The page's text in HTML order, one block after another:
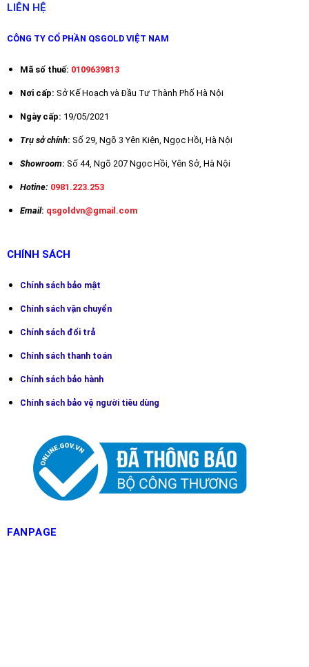
LIÊN HỆ
CÔNG TY CỔ PHẦN QSGOLD VIỆT NAM
Mã số thuế: 0109639813
Nơi cấp: Sở Kế Hoạch và Đầu Tư Thành Phố Hà Nội
Ngày cấp: 19/05/2021
Trụ sở chính: Số 29,Ngõ 3 Yên Kiện, Ngọc Hồi, Hà Nội
Showroom: Số 44, Ngõ 207 Ngọc Hồi, Yên Sở, Hà Nội
Hotine: 0981.223.253
Email: qsgoldvn@gmail.com
CHÍNH SÁCH
Chính sách bảo mật
Chính sách vận chuyển
Chính sách đổi trả
Chính sách thanh toán
Chính sách bảo hành
Chính sách bảo vệ người tiêu dùng
FANPAGE